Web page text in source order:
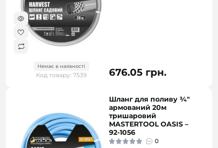
Немає в наявності
Код товару: 7539 676.05 грн.
Шланг для поливу ¾"
армований 20м
тришаровий
MASTERTOOL OASIS –
92-1056
0